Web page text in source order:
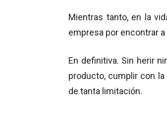
Mientras tanto, en la
empresa por encontrar
En definitiva. Sin herir
producto, cumplir con
de tanta limitación.